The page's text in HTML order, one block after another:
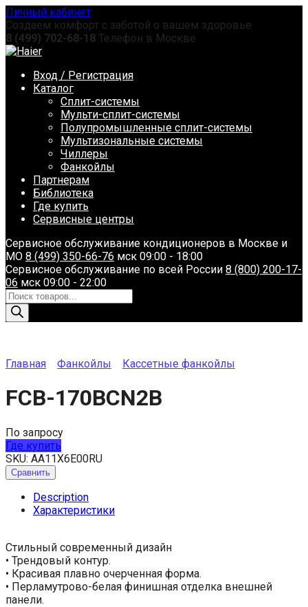
Перейти
к
содержанию
Личный кабинет
Создаем комфорт с заботой о вашем здоровье
8 (499) 702-68-18 Телефон в Москве
Вход / Регистрация
Каталог
Сплит-системы
Мульти-сплит-системы
Полупромышленные сплит-системы
Мультизональные системы
Чиллеры
Фанкойлы
Партнерам
Библиотека
Где купить
Сервисные центры
Сервисное обслуживание кондиционеров в Москве и
МО 8 (499) 350-66-76 мск 09:00 - 18:00
Сервисное обслуживание по всей России 8 (800) 200-17-
06 мск 09:00 - 22:00
Поиск
товаров
Главная Фанкойлы Кассетные фанкойлы
FCB-170BCN2B
По запросу
Где купить
SKU: AA11X6E00RU
Сравнить
Description
Характеристики
Стильный современный дизайн
• Трендовый контур.
• Красивая плавно очерченная форма.
• Перламутрово-белая финишная отделка внешней
панели.